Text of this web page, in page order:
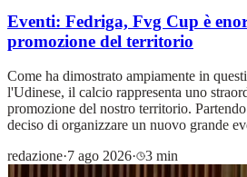
Eventi: Fedriga, Fvg Cup è
promozione del territorio
Come ha dimostrato ampiamente in
l'Udinese, il calcio rappresenta uno
promozione del nostro territorio.
deciso di organizzare un nuovo grande
redazione·7 ago 2026· 3 min